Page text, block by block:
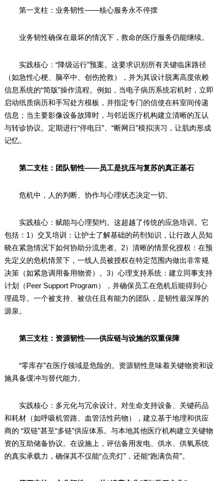
第一支柱：业务韧性——核心服务永不停摆
业务韧性确保在最坏的情况下，救命的医疗服务仍能继续。
实践核心：“降级运行”预案。这要求识别所有关键临床路径
（如急性心梗、脑卒中、创伤抢救），并为其设计脱离高度依赖
信息系统的“简版”操作流程。例如，当电子病历系统宕机时，立即
启动纸质病历和手写处方模板，并指定专门的信使在科室间传递
信息；当主要影像设备故障时，与邻近医疗机构建立清晰的互认
与转诊协议。定期进行“停电日”、“断网日”模拟演习，让肌肉形成
记忆。
第二支柱：团队韧性——员工是抗压与复苏的真正基石
危机中，人的判断、协作与心理状态决定一切。
实践核心：赋能与心理契约。这超越了传统的应急培训。它
包括：1）交叉培训：让护士了解基础的药剂知识，让行政人员知
晓在紧急情况下如何协助分流患者。2）清晰的情景化授权：在预
先定义的危机情景下，一线人员被授权在特定范围内做出非常规
决策（如紧急调用备用物资）。3）心理支持系统：建立同事支持
计划（Peer Support Program），并确保员工在危机后能得到心
理疏导。一个被支持、被信任且有能力的团队，是韧性最深厚的
源泉。
第三支柱：资源韧性——供应链与设施的双重保障
“零库存”在医疗领域是危险的。资源韧性意味着关键物资和设
施具备缓冲与替代能力。
实践核心：多元化与冗余设计。对生命支持设备、关键药品
和耗材（如呼吸机管路、血管活性药物），建立基于地理和供应
商的 “双链”甚至“多链”供应体系。与本地其他医疗机构建立关键物
资的互助储备协议。在设施上，评估备用发电、供水、供氧系统
的真实承载力，确保其不仅能“点亮灯”，还能“跑满负荷”。